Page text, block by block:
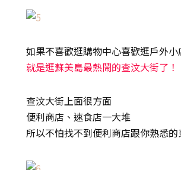
如果不喜歡逛購物中心喜歡逛戶外
就是逛蘇美島最熱鬧的查汶大街了！
查汶大街上面很方面
便利商店、速食店一大堆
所以不怕找不到便利商店跟你熟悉的